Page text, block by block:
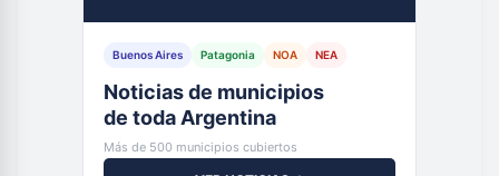
Buenos Aires Patagonia NOA NEA
Noticias de municipios
de toda Argentina
Más de 500 municipios cubiertos